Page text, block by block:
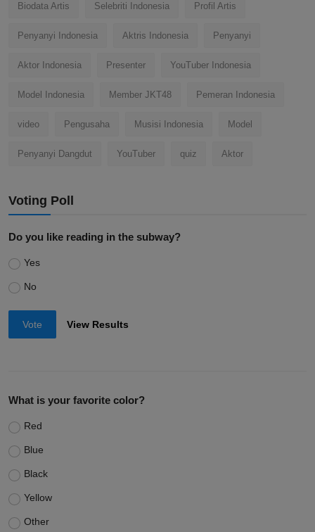
Biodata Artis Selebriti Indonesia Profil Artis
Penyanyi Indonesia Aktris Indonesia Penyanyi
Aktor Indonesia Presenter YouTuber Indonesia
Model Indonesia Member JKT48 Pemeran Indonesia
video Pengusaha Musisi Indonesia Model
Penyanyi Dangdut YouTuber quiz Aktor
Voting Poll
Do you like reading in the subway?
Yes
No
Vote View Results
What is your favorite color?
Red
Blue
Black
Yellow
Other